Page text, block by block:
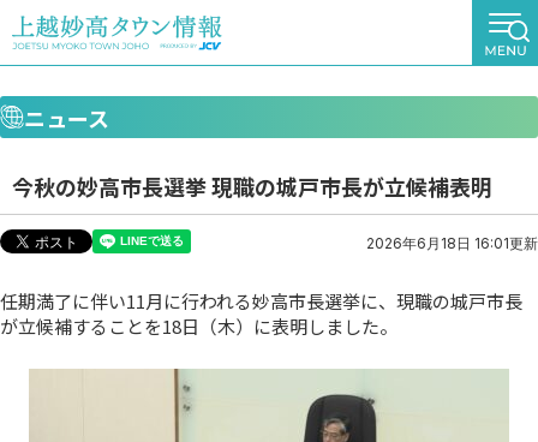
ニュース
今秋の妙高市長選挙 現職の城戸市長が立候補表明
2026年6月18日 16:01更新
任期満了に伴い11月に行われる妙高市長選挙に、現職の城戸市長
が立候補することを18日（木）に表明しました。